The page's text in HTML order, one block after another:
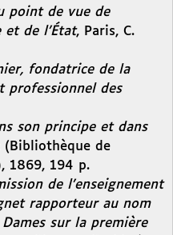
point de vue de
et de l’État, Paris, C.
fondatrice de la
professionnel des
son principe et dans
(Bibliothèque de
1869, 194 p.
de l’enseignement
rapporteur au nom
sur la première